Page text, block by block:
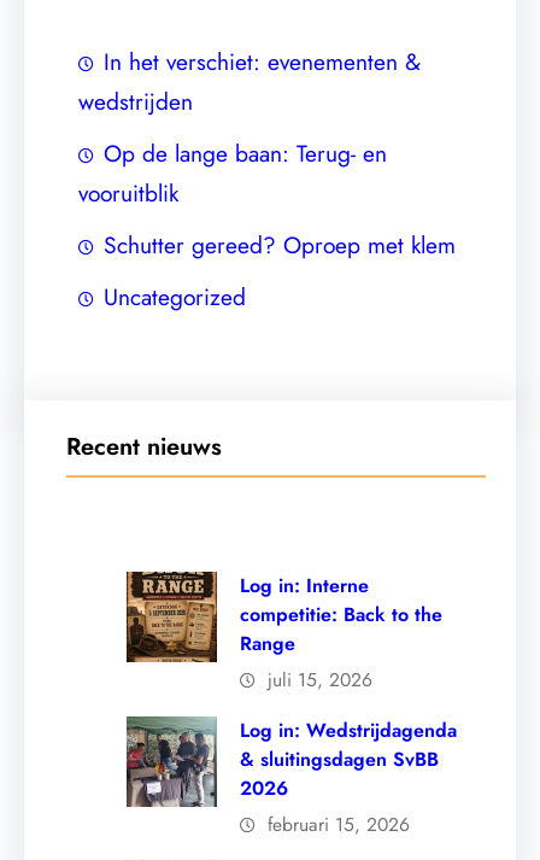
In het verschiet: evenementen &
wedstrijden
Op de lange baan: Terug- en
vooruitblik
Schutter gereed? Oproep met klem
Uncategorized
Recent nieuws
Log in: Interne
competitie: Back to the
Range
juli 15, 2026
Log in: Wedstrijdagenda
& sluitingsdagen SvBB
2026
februari 15, 2026